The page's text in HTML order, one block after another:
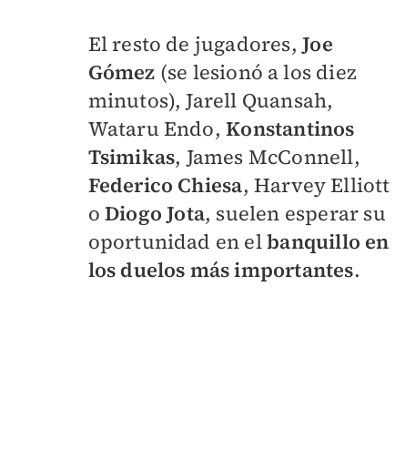
El resto de jugadores,Joe
Gómez (se lesionó a los diez
minutos), Jarell Quansah,
Wataru Endo, Konstantinos
Tsimikas, James McConnell,
Federico Chiesa, Harvey Elliott
o Diogo Jota, suelen esperar su
oportunidad en elbanquillo en
los duelos más importantes.